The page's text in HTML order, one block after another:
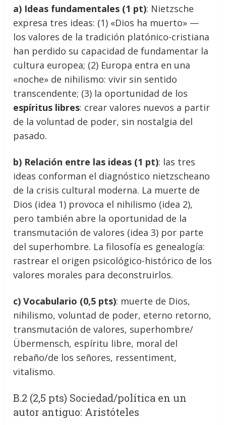
a) Ideas fundamentales (1 pt): Nietzsche
expresa tres ideas: (1) «Dios ha muerto» —
los valores de la tradición platónico-cristiana
han perdido su capacidad de fundamentar la
cultura europea; (2) Europa entra en una
«noche» de nihilismo: vivir sin sentido
transcendente; (3) la oportunidad de los
espíritus libres: crear valores nuevos a partir
de la voluntad de poder, sin nostalgia del
pasado.
b) Relación entre las ideas (1 pt): las tres
ideas conforman el diagnóstico nietzscheano
de la crisis cultural moderna. La muerte de
Dios (idea 1) provoca el nihilismo (idea 2),
pero también abre la oportunidad de la
transmutación de valores (idea 3) por parte
del superhombre. La filosofía es genealogía:
rastrear el origen psicológico-histórico de los
valores morales para deconstruirlos.
c) Vocabulario (0,5 pts): muerte de Dios,
nihilismo, voluntad de poder, eterno retorno,
transmutación de valores, superhombre/
Übermensch, espíritu libre, moral del
rebaño/de los señores, ressentiment,
vitalismo.
B.2 (2,5 pts) Sociedad/política en un
autor antiguo: Aristóteles